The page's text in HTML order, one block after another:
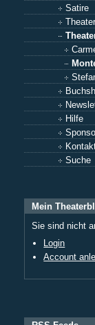
Satire
Hilfe
Suche
Mein
Sie sind nicht
Login
Account